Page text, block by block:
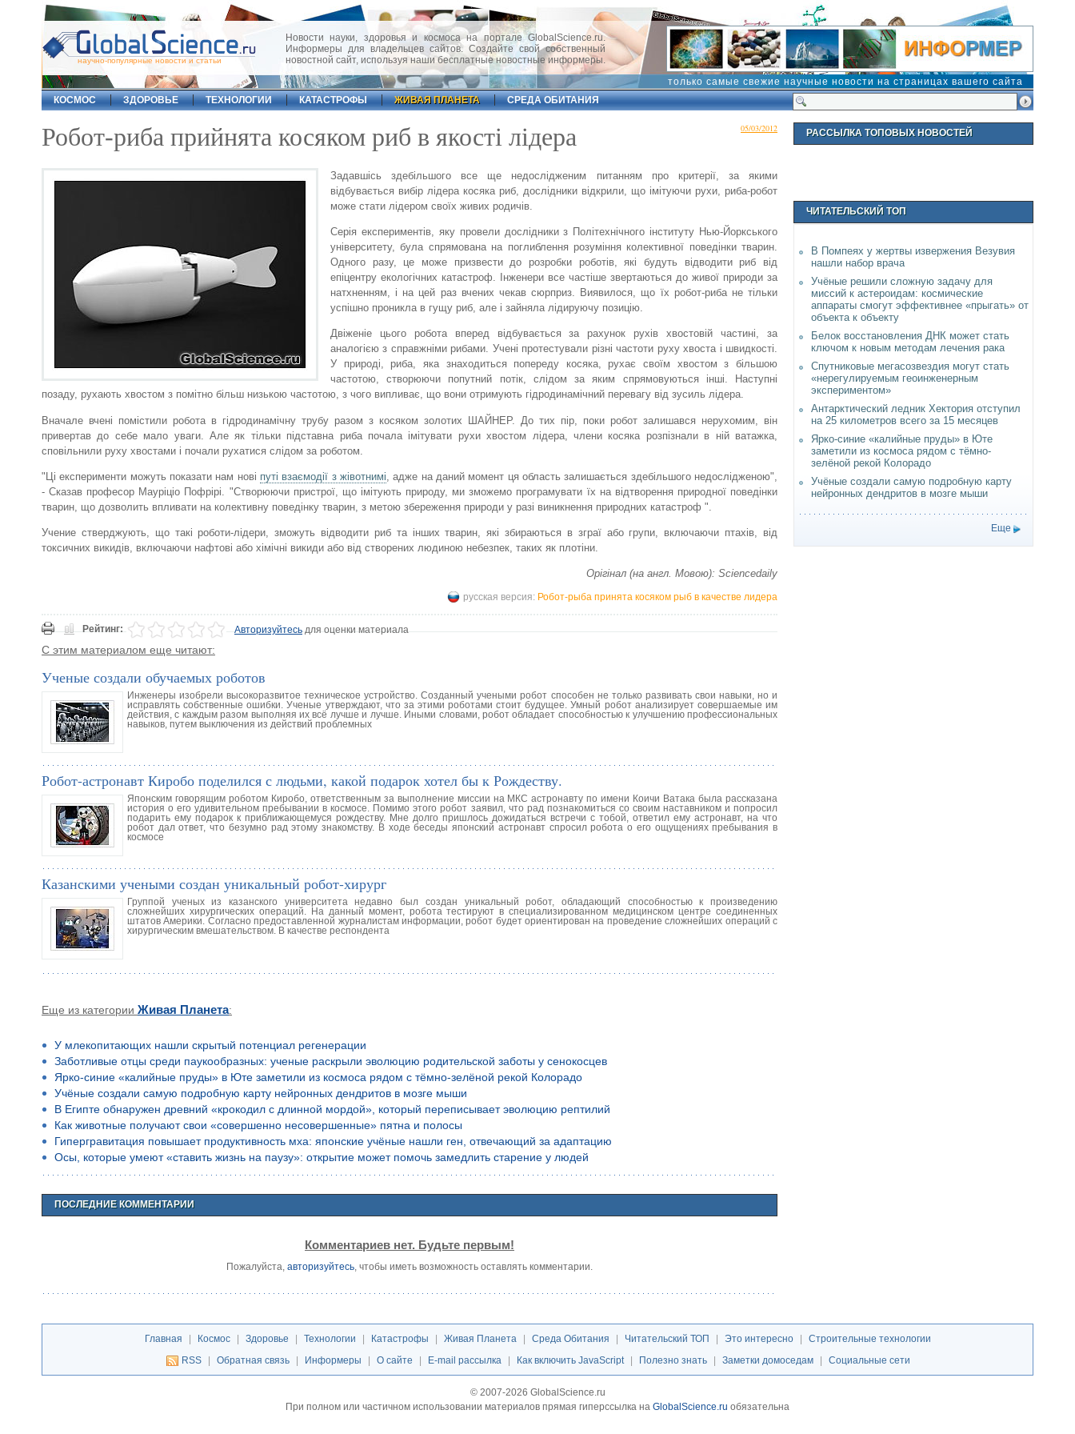
научно-популярные новости и статьи
Новости науки, здоровья и космоса на портале GlobalScience.ru.
Информеры для владельцев сайтов. Создайте свой собственный
новостной сайт, используя наши бесплатные новостные информеры.
только самые свежие научные новости на страницах вашего сайта
КОСМОС
ЗДОРОВЬЕ ТЕХНОЛОГИИ КАТАСТРОФЫ ЖИВАЯ ПЛАНЕТА СРЕДА ОБИТАНИЯ
05/03/2012
Робот-риба прийнята косяком риб в якості лідера
Задавшісь здебільшого все ще недослідженим питанням про критерії, за якими
відбувається вибір лідера косяка риб, дослідники відкрили, що імітуючи рухи, риба-робот
може стати лідером своїх живих родичів.
Серія експериментів, яку провели дослідники з Політехнічного інституту Нью-Йоркського
університету, була спрямована на поглиблення розуміння колективної поведінки тварин.
Одного разу, це може призвести до розробки роботів, які будуть відводити риб від
епіцентру екологічних катастроф. Інженери все частіше звертаються до живої природи за
натхненням, і на цей раз вчених чекав сюрприз. Виявилося, що їх робот-риба не тільки
успішно проникла в гущу риб, але і зайняла лідируючу позицію.
Двіженіе цього робота вперед відбувається за рахунок рухів хвостовій частині, за
аналогією з справжніми рибами. Учені протестували різні частоти руху хвоста і швидкості.
У природі, риба, яка знаходиться попереду косяка, рухає своїм хвостом з більшою
частотою, створюючи попутний потік, слідом за яким спрямовуються інші. Наступні
позаду, рухають хвостом з помітно більш низькою частотою, з чого випливає, що вони отримують гідродинамічний перевагу від зусиль лідера.
Вначале вчені помістили робота в гідродинамічну трубу разом з косяком золотих ШАЙНЕР. До тих пір, поки робот залишався нерухомим, він
привертав до себе мало уваги. Але як тільки підставна риба почала імітувати рухи хвостом лідера, члени косяка розпізнали в ній ватажка,
сповільнили руху хвостами і почали рухатися слідом за роботом.
"Ці експерименти можуть показати нам нові путі взаємодії з жівотнимі , адже на даний момент ця область залишається здебільшого недослідженою",
- Сказав професор Мауріціо Пофрірі. "Створюючи пристрої, що імітують природу, ми зможемо програмувати їх на відтворення природної поведінки
тварин, що дозволить впливати на колективну поведінку тварин, з метою збереження природи у разі виникнення природних катастроф ".
Учение стверджують, що такі роботи-лідери, зможуть відводити риб та інших тварин, які збираються в зграї або групи, включаючи птахів, від
токсичних викидів, включаючи нафтові або хімічні викиди або від створених людиною небезпек, таких як плотіни.
Орігінал (на англ. Мовою): Sciencedaily
русская версия: Робот-рыба принята косяком рыб в качестве лидера
Рейтинг: Авторизуйтесьдля оценки материала
С этим материалом еще читают:
Ученые создали обучаемых роботов
Инженеры изобрели высокоразвитое техническое устройство. Созданный учеными робот способен не только развивать свои навыки, но и
исправлять собственные ошибки. Ученые утверждают, что за этими роботами стоит будущее. Умный робот анализирует совершаемые им
действия, с каждым разом выполняя их всё лучше и лучше. Иными словами, робот обладает способностью к улучшению профессиональных
навыков, путем выключения из действий проблемных
Робот-астронавт Киробо поделился с людьми, какой подарок хотел бы к Рождеству.
Японским говорящим роботом Киробо, ответственным за выполнение миссии на МКС астронавту по имени Коичи Ватака была рассказана
история о его удивительном пребывании в космосе. Помимо этого робот заявил, что рад познакомиться со своим наставником и попросил
подарить ему подарок к приближающемуся рождеству. Мне долго пришлось дожидаться встречи с тобой, ответил ему астронавт, на что
робот дал ответ, что безумно рад этому знакомству. В ходе беседы японский астронавт спросил робота о его ощущениях пребывания в
космосе
Казанскими учеными создан уникальный робот-хирург
Группой ученых из казанского университета недавно был создан уникальный робот, обладающий способностью к произведению
сложнейших хирургических операций. На данный момент, робота тестируют в специализированном медицинском центре соединенных
штатов Америки. Согласно предоставленной журналистам информации, робот будет ориентирован на проведение сложнейших операций с
хирургическим вмешательством. В качестве респондента
Еще из категории Живая Планета:
У млекопитающих нашли скрытый потенциал регенерации
Заботливые отцы среди паукообразных: ученые раскрыли эволюцию родительской заботы у сенокосцев
Ярко-синие «калийные пруды» в Юте заметили из космоса рядом с тёмно-зелёной рекой Колорадо
Учёные создали самую подробную карту нейронных дендритов в мозге мыши
В Египте обнаружен древний «крокодил с длинной мордой», который переписывает эволюцию рептилий
Как животные получают свои «совершенно несовершенные» пятна и полосы
Гипергравитация повышает продуктивность мха: японские учёные нашли ген, отвечающий за адаптацию
Осы, которые умеют «ставить жизнь на паузу»: открытие может помочь замедлить старение у людей
ПОСЛЕДНИЕ КОММЕНТАРИИ
Комментариев нет. Будьте первым!
Пожалуйста, авторизуйтесь, чтобы иметь возможность оставлять комментарии.
РАССЫЛКА ТОПОВЫХ НОВОСТЕЙ
ЧИТАТЕЛЬСКИЙ ТОП
В Помпеях у жертвы извержения Везувия
нашли набор врача
Учёные решили сложную задачу для
миссий к астероидам: космические
аппараты смогут эффективнее «прыгать» от
объекта к объекту
Белок восстановления ДНК может стать
ключом к новым методам лечения рака
Спутниковые мегасозвездия могут стать
«нерегулируемым геоинженерным
экспериментом»
Антарктический ледник Хектория отступил
на 25 километров всего за 15 месяцев
Ярко-синие «калийные пруды» в Юте
заметили из космоса рядом с тёмно-
зелёной рекой Колорадо
Учёные создали самую подробную карту
нейронных дендритов в мозге мыши
Еще
Главная Космос Здоровье Технологии Катастрофы Живая Планета Среда Обитания Читательский ТОП Это интересно
Строительные технологии
RSS
Обратная связь Информеры О сайте E-mail рассылка Как включить JavaScript Полезно знать Заметки домоседам Социальные сети
© 2007-2026 GlobalScience.ru
При полном или частичном использовании материалов прямая гиперссылка на GlobalScience.ru обязательна